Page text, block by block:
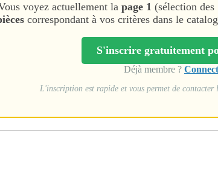
voyez actuellement la page 1 (sélection des
correspondant à vos critères dans le
S'inscrire gratuitement
Déjà membre ?
L'inscription est rapide et vous permet de contacter